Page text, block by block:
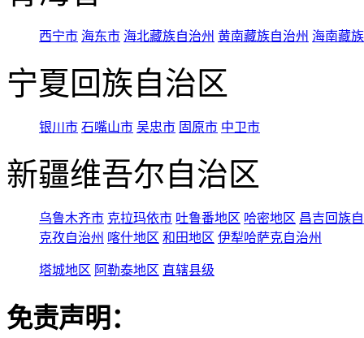
西宁市 海东市 海北藏族自治州 黄南藏族自治州 海南藏
宁夏回族自治区
银川市 石嘴山市 吴忠市 固原市 中卫市
新疆维吾尔自治区
乌鲁木齐市 克拉玛依市 吐鲁番地区 哈密地区 昌吉回族
克孜自治州 喀什地区 和田地区 伊犁哈萨克自治州
塔城地区 阿勒泰地区 直辖县级
免责声明：